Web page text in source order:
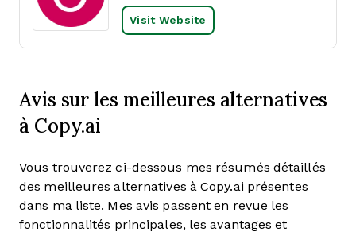
Visit Website
Avis sur les meilleures alternatives
à Copy.ai
Vous trouverez ci-dessous mes résumés détaillés
des meilleures alternatives à Copy.ai présentes
dans ma liste. Mes avis passent en revue les
fonctionnalités principales, les avantages et